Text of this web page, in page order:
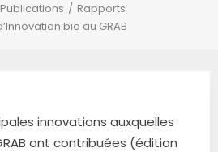
Publications
Rapports
bio au GRAB
innovations auxquelles
ont contribuées (édition